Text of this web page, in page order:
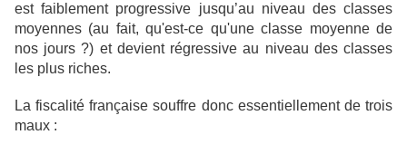
est faiblement progressive jusqu’au niveau des classes
moyennes (au fait, qu'est-ce qu'une classe moyenne de
nos jours ?) et devient régressive au niveau des classes
les plus riches.
La fiscalité française souffre donc essentiellement de trois
maux :